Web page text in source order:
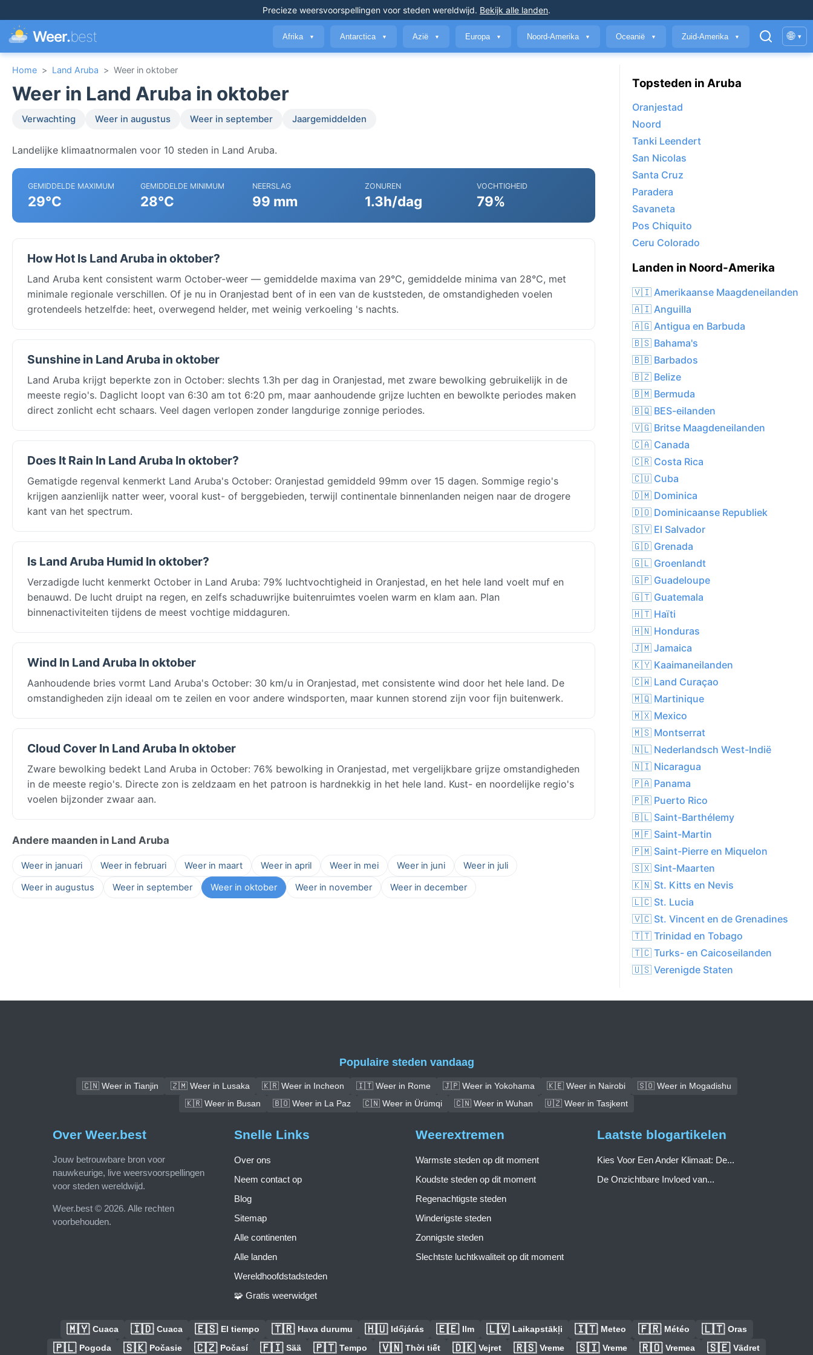
Precieze weersvoorspellingen voor steden wereldwijd. Bekijk alle landen.
Weer.best Afrika ▼ Antarctica ▼ Azië ▼ Europa ▼ Noord-Amerika ▼ Oceanië ▼ Zuid-Amerika ▼ 🌐 ▾
Home > Land Aruba > Weer in oktober
Weer in Land Aruba in oktober
Verwachting Weer in augustus Weer in september Jaargemiddelden
Landelijke klimaatnormalen voor 10 steden in Land Aruba.
GEMIDDELDE MAXIMUM
29°C
GEMIDDELDE MINIMUM
28°C
NEERSLAG
99 mm
ZONUREN
1.3h/dag
VOCHTIGHEID
79%
How Hot Is Land Aruba in oktober?
Land Aruba kent consistent warm October-weer — gemiddelde maxima van 29°C, gemiddelde minima van 28°C, met
minimale regionale verschillen. Of je nu in Oranjestad bent of in een van de kuststeden, de omstandigheden voelen
grotendeels hetzelfde: heet, overwegend helder, met weinig verkoeling 's nachts.
Sunshine in Land Aruba in oktober
Land Aruba krijgt beperkte zon in October: slechts 1.3h per dag in Oranjestad, met zware bewolking gebruikelijk in de
meeste regio's. Daglicht loopt van 6:30 am tot 6:20 pm, maar aanhoudende grijze luchten en bewolkte periodes maken
direct zonlicht echt schaars. Veel dagen verlopen zonder langdurige zonnige periodes.
Does It Rain In Land Aruba In oktober?
Gematigde regenval kenmerkt Land Aruba's October: Oranjestad gemiddeld 99mm over 15 dagen. Sommige regio's
krijgen aanzienlijk natter weer, vooral kust- of berggebieden, terwijl continentale binnenlanden neigen naar de drogere
kant van het spectrum.
Is Land Aruba Humid In oktober?
Verzadigde lucht kenmerkt October in Land Aruba: 79% luchtvochtigheid in Oranjestad, en het hele land voelt muf en
benauwd. De lucht druipt na regen, en zelfs schaduwrijke buitenruimtes voelen warm en klam aan. Plan
binnenactiviteiten tijdens de meest vochtige middaguren.
Wind In Land Aruba In oktober
Aanhoudende bries vormt Land Aruba's October: 30 km/u in Oranjestad, met consistente wind door het hele land. De
omstandigheden zijn ideaal om te zeilen en voor andere windsporten, maar kunnen storend zijn voor fijn buitenwerk.
Cloud Cover In Land Aruba In oktober
Zware bewolking bedekt Land Aruba in October: 76% bewolking in Oranjestad, met vergelijkbare grijze omstandigheden
in de meeste regio's. Directe zon is zeldzaam en het patroon is hardnekkig in het hele land. Kust- en noordelijke regio's
voelen bijzonder zwaar aan.
Andere maanden in Land Aruba
Weer in januari Weer in februari Weer in maart Weer in april Weer in mei Weer in juni
Weer in juli
Weer in augustus
Weer in september Weer in oktober Weer in november Weer in december
Topsteden in Aruba
Oranjestad
Noord
Tanki Leendert
San Nicolas
Santa Cruz
Paradera
Savaneta
Pos Chiquito
Ceru Colorado
Landen in Noord-Amerika
🇻🇮 Amerikaanse Maagdeneilanden
🇦🇮 Anguilla
🇦🇬 Antigua en Barbuda
🇧🇸 Bahama's
🇧🇧 Barbados
🇧🇿 Belize
🇧🇲 Bermuda
🇧🇶 BES-eilanden
🇻🇬 Britse Maagdeneilanden
🇨🇦 Canada
🇨🇷 Costa Rica
🇨🇺 Cuba
🇩🇲 Dominica
🇩🇴 Dominicaanse Republiek
🇸🇻 El Salvador
🇬🇩 Grenada
🇬🇱 Groenlandt
🇬🇵 Guadeloupe
🇬🇹 Guatemala
🇭🇹 Haïti
🇭🇳 Honduras
🇯🇲 Jamaica
🇰🇾 Kaaimaneilanden
🇨🇼 Land Curaçao
🇲🇶 Martinique
🇲🇽 Mexico
🇲🇸 Montserrat
🇳🇱 Nederlandsch West-Indië
🇳🇮 Nicaragua
🇵🇦 Panama
🇵🇷 Puerto Rico
🇧🇱 Saint-Barthélemy
🇲🇫 Saint-Martin
🇵🇲 Saint-Pierre en Miquelon
🇸🇽 Sint-Maarten
🇰🇳 St. Kitts en Nevis
🇱🇨 St. Lucia
🇻🇨 St. Vincent en de Grenadines
🇹🇹 Trinidad en Tobago
🇹🇨 Turks- en Caicoseilanden
🇺🇸 Verenigde Staten
Populaire steden vandaag
🇨🇳 Weer in Tianjin 🇿🇲 Weer in Lusaka 🇰🇷 Weer in Incheon 🇮🇹 Weer in Rome 🇯🇵 Weer in Yokohama 🇰🇪 Weer in Nairobi
🇸🇴 Weer in Mogadishu
🇰🇷 Weer in Busan
🇧🇴 Weer in La Paz 🇨🇳 Weer in Ürümqi 🇨🇳 Weer in Wuhan 🇺🇿 Weer in Tasjkent
Over Weer.best
Jouw betrouwbare bron voor
nauwkeurige, live weersvoorspellingen
voor steden wereldwijd.
Weer.best © 2026. Alle rechten
voorbehouden.
Snelle Links
Over ons
Neem contact op
Blog
Sitemap
Alle continenten
Alle landen
Wereldhoofdstadsteden
🧩 Gratis weerwidget
Weerextremen
Warmste steden op dit moment
Koudste steden op dit moment
Regenachtigste steden
Winderigste steden
Zonnigste steden
Slechtste luchtkwaliteit op dit moment
Laatste blogartikelen
Kies Voor Een Ander Klimaat: De...
De Onzichtbare Invloed van...
🇲🇾 Cuaca 🇮🇩 Cuaca 🇪🇸 El tiempo 🇹🇷 Hava durumu 🇭🇺 Időjárás 🇪🇪 Ilm 🇱🇻 Laikapstākļi 🇮🇹 Meteo 🇫🇷 Météo 🇱🇹 Oras
🇵🇱 Pogoda 🇸🇰 Počasie 🇨🇿 Počasí 🇫🇮 Sää 🇵🇹 Tempo 🇻🇳 Thời tiết 🇩🇰 Vejret 🇷🇸 Vreme 🇸🇮 Vreme 🇷🇴 Vremea 🇸🇪 Vädret